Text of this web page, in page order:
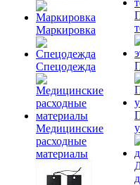
Маркировка
Спецодежда
Медицинские
расходные
материалы